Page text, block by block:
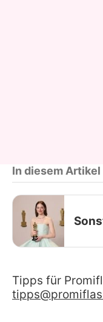
In diesem Artikel
Tipps für